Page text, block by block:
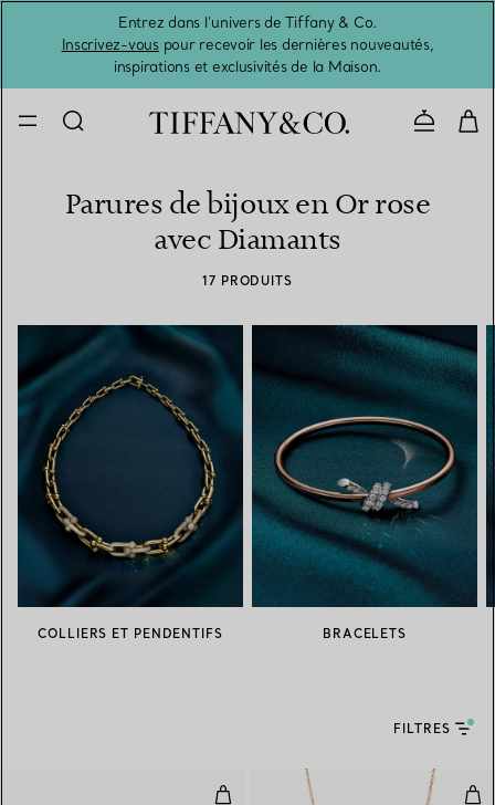
Entrez dans l’univers de Tiffany & Co.
Inscrivez-vouspour recevoir les dernières nouveautés,
inspirations et exclusivités de la Maison.
Parures de bijoux en Or rose
avec Diamants
17 PRODUITS
COLLIERS ET PENDENTIFS BRACELETS
FILTRES
Boucles d’oreilles Diamonds by